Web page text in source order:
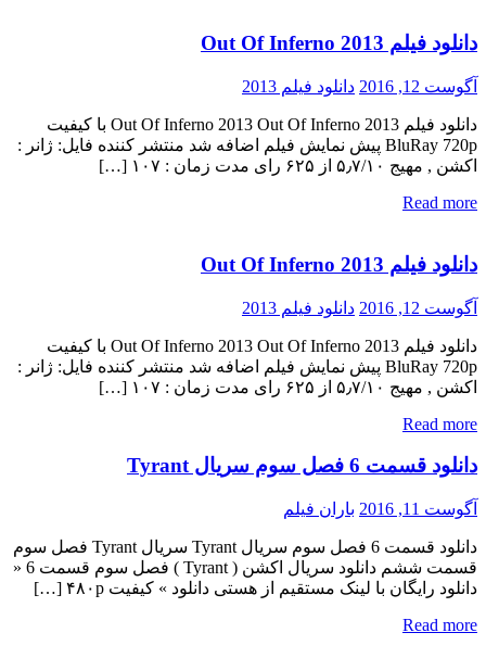
دانلود فیلم Out Of Inferno 2013
آگوست 12, 2016 دانلود فیلم 2013
دانلود فیلم Out Of Inferno 2013 Out Of Inferno 2013 با کیفیت
BluRay 720p پیش نمایش فیلم اضافه شد منتشر کننده فایل: ژانر :
اکشن , مهیج ۵٫۷/۱۰ از ۶۲۵ رای مدت زمان : ۱۰۷ […]
Read more
دانلود فیلم Out Of Inferno 2013
آگوست 12, 2016 دانلود فیلم 2013
دانلود فیلم Out Of Inferno 2013 Out Of Inferno 2013 با کیفیت
BluRay 720p پیش نمایش فیلم اضافه شد منتشر کننده فایل: ژانر :
اکشن , مهیج ۵٫۷/۱۰ از ۶۲۵ رای مدت زمان : ۱۰۷ […]
Read more
دانلود قسمت 6 فصل سوم سریال Tyrant
آگوست 11, 2016 باران فیلم
دانلود قسمت 6 فصل سوم سریال Tyrant سریال Tyrant فصل سوم
قسمت ششم دانلود سریال اکشن ( Tyrant ) فصل سوم قسمت 6 «
دانلود رایگان با لینک مستقیم از هستی دانلود » کیفیت ۴۸۰p […]
Read more